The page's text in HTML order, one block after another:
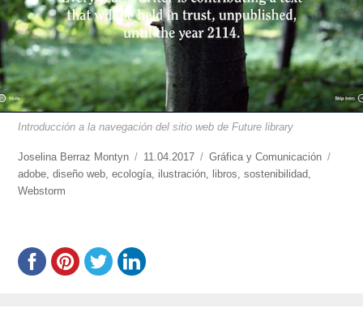
Introducción a la navegación del sitio web de Future library
https://www.experimenta.es/author/joselina-
berraz-
montyn/
Joselina Berraz Montyn
Publicado
el
11.04.2017 Categorías
Gráfica y Comunicación
adobe,diseño web,ecología, ilustración, libros,sostenibilidad,
Webstorm